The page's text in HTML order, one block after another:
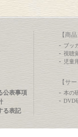
公表事項
る表記
【商
ブッ
視聴
児童
【サ
本の
DVD